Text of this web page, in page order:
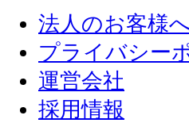
法人のお客様
プライバシー
運営会社
採用情報